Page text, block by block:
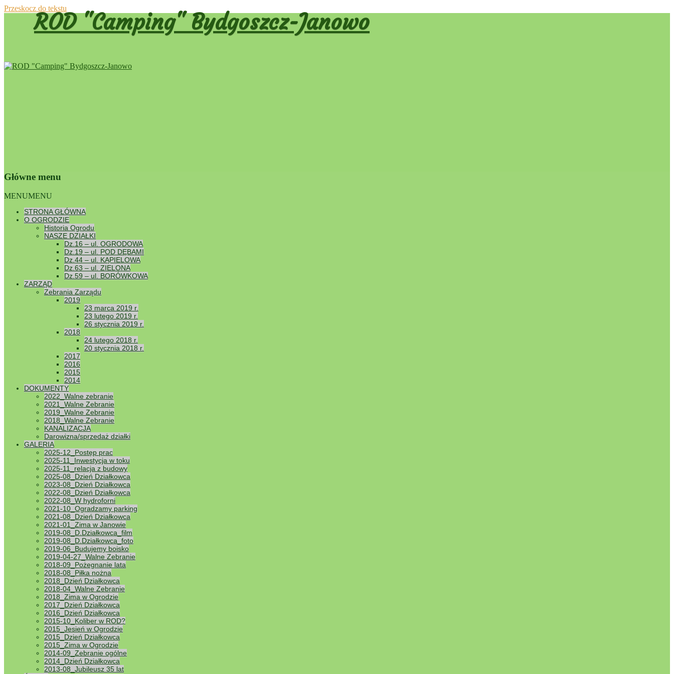
Przeskocz do tekstu
ROD "Camping" Bydgoszcz-Janowo
Główne menu
MENUMENU
STRONA GŁÓWNA
O OGRODZIE
Historia Ogrodu
NASZE DZIAŁKI
Dz.16 – ul. OGRODOWA
Dz.19 – ul. POD DĘBAMI
Dz.44 – ul. KĄPIELOWA
Dz.63 – ul. ZIELONA
Dz.59 – ul. BORÓWKOWA
ZARZĄD
Zebrania Zarządu
2019
23 marca 2019 r.
23 lutego 2019 r.
26 stycznia 2019 r.
2018
24 lutego 2018 r.
20 stycznia 2018 r.
2017
2016
2015
2014
DOKUMENTY
2022_Walne zebranie
2021_Walne Zebranie
2019_Walne Zebranie
2018_Walne Zebranie
KANALIZACJA
Darowizna/sprzedaż działki
GALERIA
2025-12_Postęp prac
2025-11_Inwestycja w toku
2025-11_relacja z budowy
2025-08_Dzień Działkowca
2023-08_Dzień Działkowca
2022-08_Dzień Działkowca
2022-08_W hydroforni
2021-10_Ogradzamy parking
2021-08_Dzień Działkowca
2021-01_Zima w Janowie
2019-08_D.Działkowca_film
2019-08_D.Działkowca_foto
2019-06_Budujemy boisko
2019-04-27_Walne Zebranie
2018-09_Pożegnanie lata
2018-08_Piłka nożna
2018_Dzień Działkowca
2018-04_Walne Zebranie
2018_Zima w Ogrodzie
2017_Dzień Działkowca
2016_Dzień Działkowca
2015-10_Koliber w ROD?
2015_Jesień w Ogrodzie
2015_Dzień Działkowca
2015_Zima w Ogrodzie
2014-09_Zebranie ogólne
2014_Dzień Działkowca
2013-08_Jubileusz 35 lat